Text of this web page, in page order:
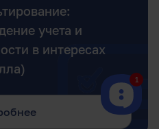
учета и
в интересах
1